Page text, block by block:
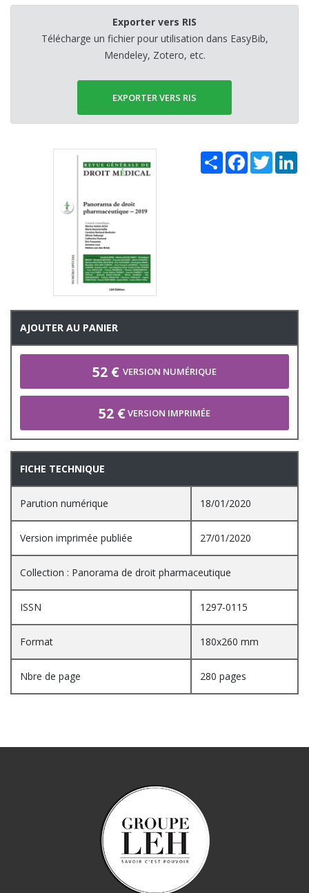
Exporter vers RIS
Télécharge un fichier pour utilisation dans EasyBib,
Mendeley, Zotero, etc.
EXPORTER VERS RIS
Share Facebook
Twitter
AJOUTER AU PANIER
52 € VERSION NUMÉRIQUE
52 €VERSION IMPRIMÉE
FICHE TECHNIQUE
Parution numérique 18/01/2020
Version imprimée publiée 27/01/2020
Collection : Panorama de droit pharmaceutique
ISSN 1297-0115
Format 180x260 mm
Nbre de page 280 pages